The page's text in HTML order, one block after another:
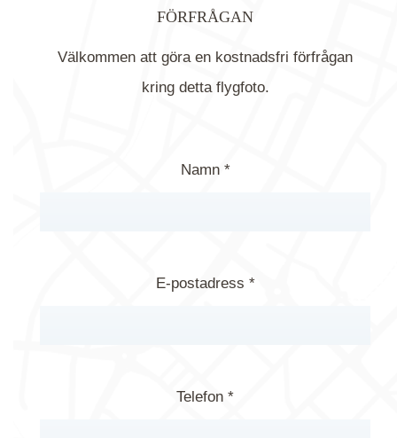
FÖRFRÅGAN
Välkommen att göra en kostnadsfri förfrågan
kring detta flygfoto.
Namn *
E-postadress *
Telefon *